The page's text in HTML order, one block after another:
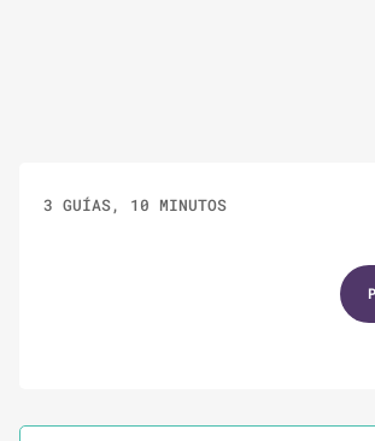
3 GUÍAS, 10 MINUTOS
¿Qué es violencia de género en
Seguridad digital en clave de